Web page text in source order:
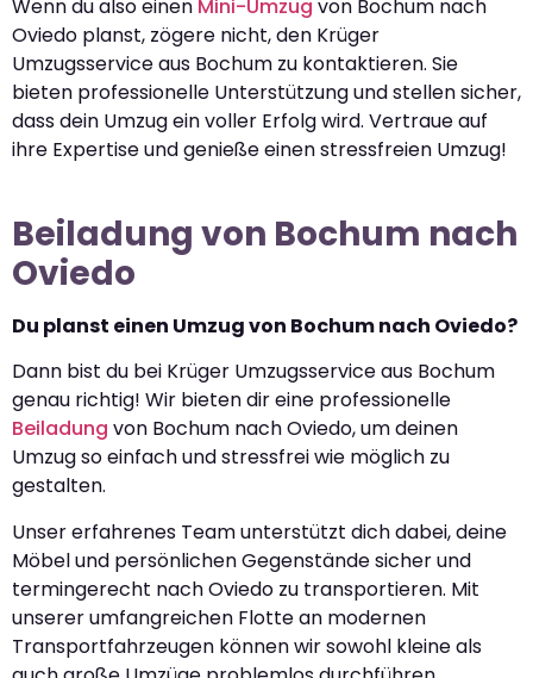
Wenn du also einen Mini-Umzug von Bochum nach
Oviedo planst, zögere nicht, den Krüger
Umzugsservice aus Bochum zu kontaktieren. Sie
bieten professionelle Unterstützung und stellen sicher,
dass dein Umzug ein voller Erfolg wird. Vertraue auf
ihre Expertise und genieße einen stressfreien Umzug!
Beiladung von Bochum nach
Oviedo
Du planst einen Umzug von Bochum nach Oviedo?
Dann bist du bei Krüger Umzugsservice aus Bochum
genau richtig! Wir bieten dir eine professionelle
Beiladung von Bochum nach Oviedo, um deinen
Umzug so einfach und stressfrei wie möglich zu
gestalten.
Unser erfahrenes Team unterstützt dich dabei, deine
Möbel und persönlichen Gegenstände sicher und
termingerecht nach Oviedo zu transportieren. Mit
unserer umfangreichen Flotte an modernen
Transportfahrzeugen können wir sowohl kleine als